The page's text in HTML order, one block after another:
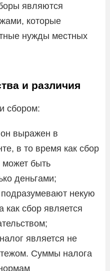
являются
которые
нужды местных
и различия
сбором:
выражен в
в то время как сбор
может быть
деньгами;
некую
как сбор является
является не
Суммы налога